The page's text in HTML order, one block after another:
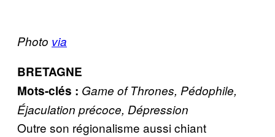
Photo via
BRETAGNE
Mots-clés : Game of Thrones, Pédophile,
Éjaculation précoce, Dépression
Outre son régionalisme aussi chiant